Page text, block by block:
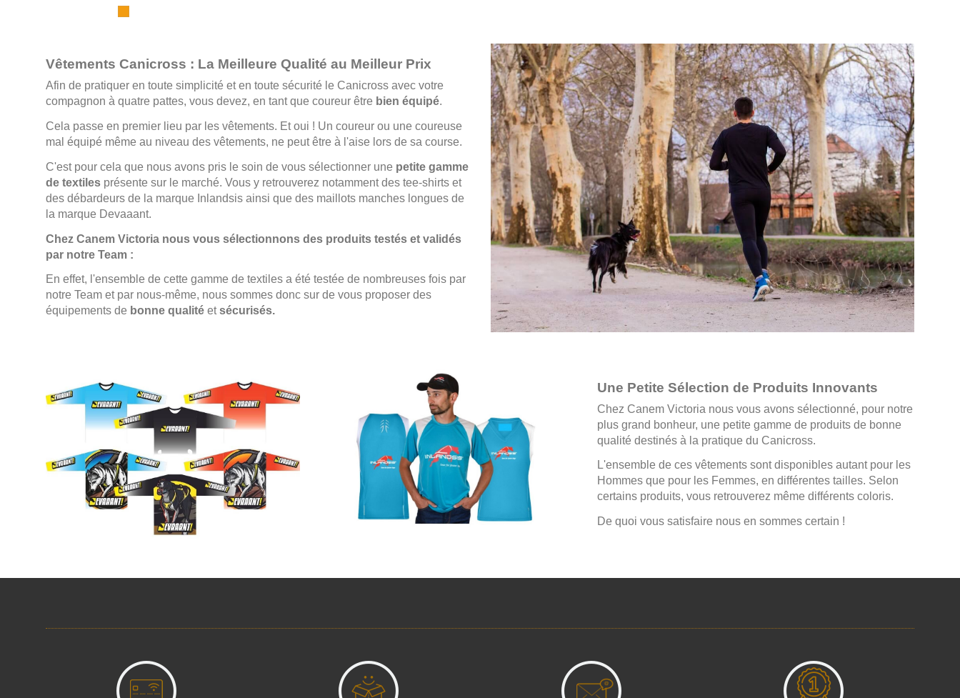
Vêtements Canicross : La Meilleure Qualité au Meilleur Prix
Afin de pratiquer en toute simplicité et en toute sécurité le Canicross avec votre
compagnon à quatre pattes, vous devez, en tant que coureur être bien équipé.
Cela passe en premier lieu par les vêtements. Et oui ! Un coureur ou une coureuse
mal équipé même au niveau des vêtements, ne peut être à l'aise lors de sa course.
C'est pour cela que nous avons pris le soin de vous sélectionner une petite gamme
de textiles présente sur le marché. Vous y retrouverez notamment des tee-shirts et
des débardeurs de la marque Inlandsis ainsi que des maillots manches longues de
la marque Devaaant.
Chez Canem Victoria nous vous sélectionnons des produits testés et validés
par notre Team :
En effet, l'ensemble de cette gamme de textiles a été testée de nombreuses fois par
notre Team et par nous-même, nous sommes donc sur de vous proposer des
équipements de bonne qualité etsécurisés.
Une Petite Sélection de Produits Innovants
Chez Canem Victoria nous vous avons sélectionné, pour notre
plus grand bonheur, une petite gamme de produits de bonne
qualité destinés à la pratique du Canicross.
L'ensemble de ces vêtements sont disponibles autant pour les
Hommes que pour les Femmes, en différentes tailles. Selon
certains produits, vous retrouverez même différents coloris.
De quoi vous satisfaire nous en sommes certain !